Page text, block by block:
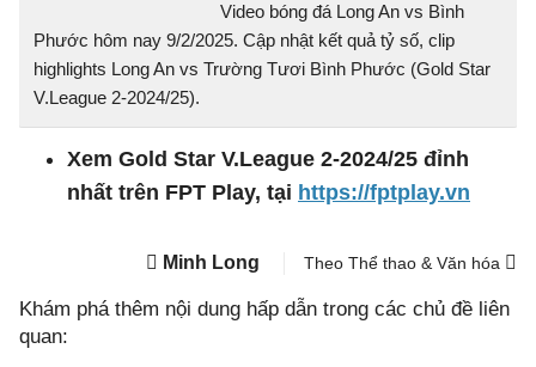
Video bóng đá Long An vs Bình
Phước hôm nay 9/2/2025. Cập nhật kết quả tỷ số, clip
highlights Long An vs Trường Tươi Bình Phước (Gold Star
V.League 2-2024/25).
Xem Gold Star V.League 2-2024/25 đỉnh
nhất trên FPT Play, tại https://fptplay.vn
Minh Long Theo Thể thao & Văn hóa
Khám phá thêm nội dung hấp dẫn trong các chủ đề liên
quan: